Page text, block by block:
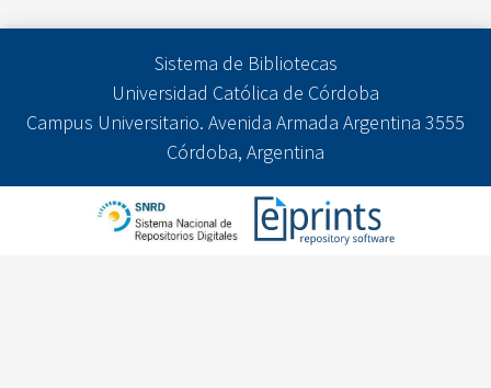
Sistema de Bibliotecas
Universidad Católica de Córdoba
Campus Universitario. Avenida Armada Argentina 3555
Córdoba, Argentina